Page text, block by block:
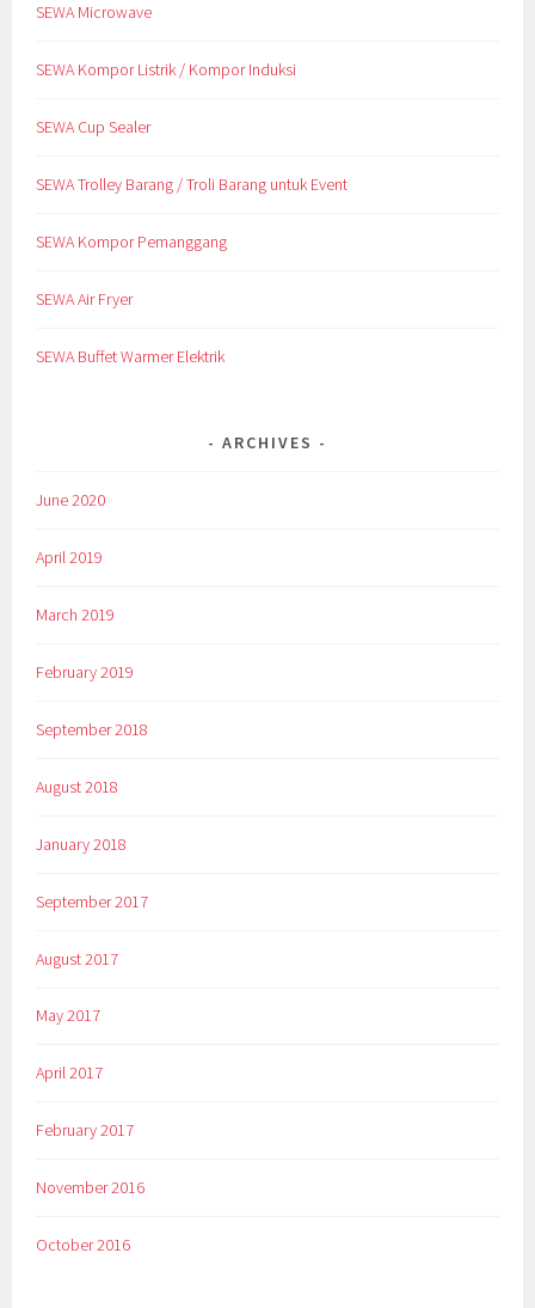
SEWA Microwave
SEWA Kompor Listrik / Kompor Induksi
SEWA Cup Sealer
SEWA Trolley Barang / Troli Barang untuk Event
SEWA Kompor Pemanggang
SEWA Air Fryer
SEWA Buffet Warmer Elektrik
ARCHIVES
June 2020
April 2019
March 2019
February 2019
September 2018
August 2018
January 2018
September 2017
August 2017
May 2017
April 2017
February 2017
November 2016
October 2016